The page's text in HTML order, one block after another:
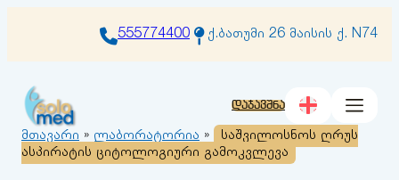
555774400 ქ.ბათუმი 26 მაისის ქ. N74
დაჯავშნა
მთავარი » ლაბორატორია »
საშვილოსნოს ღრუს
ასპირატის ციტოლოგიური გამოკვლევა